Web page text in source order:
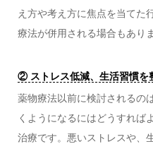
え方や考え方に焦点を当てた
療法が併用される場合もありま
② ストレス低減、生活習慣を
薬物療法以前に検討されるの
くようになるにはどうすれ
治療です。悪いストレスや、